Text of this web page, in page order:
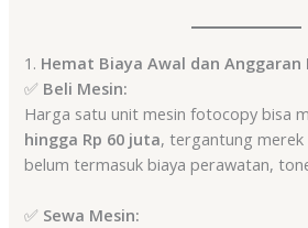
1. Hemat Biaya Awal dan
✅ Beli Mesin:
Harga satu unit mesin fotocopy bisa
hingga Rp 60 juta, tergantung merek
belum termasuk biaya perawatan,
✅ Sewa Mesin: